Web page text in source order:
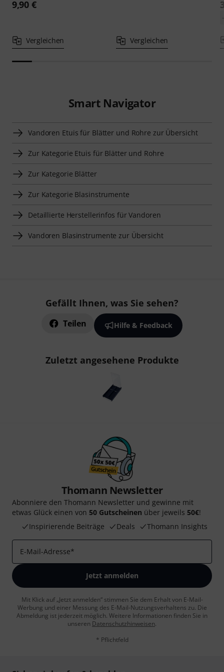
9,90 €
Vergleichen Vergleichen
Smart Navigator
Vandoren Etuis für Blätter und Rohre zur Übersicht
Zur Kategorie Etuis für Blätter und Rohre
Zur Kategorie Blätter
Zur Kategorie Blasinstrumente
Detaillierte Herstellerinfos für Vandoren
Vandoren Blasinstrumente zur Übersicht
Gefällt Ihnen, was Sie sehen?
Teilen Hilfe & Feedback
Zuletzt angesehene Produkte
Thomann Newsletter
Abonniere den Thomann Newsletter und gewinne mit
etwas Glück einen von 50 Gutscheinen über jeweils 50€!
Inspirierende Beiträge
Deals Thomann Insights
E-Mail-Adresse*
Jetzt anmelden
Mit Klick auf „Jetzt anmelden“ stimmen Sie dem Erhalt von E-Mail-
Werbung und einer Messung des E-Mail-Nutzungsverhaltens zu. Die
Abmeldung ist jederzeit möglich. Weitere Informationen finden Sie in
unseren Datenschutzhinweisen.
* Pflichtfeld